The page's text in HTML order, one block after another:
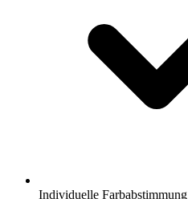
Individuelle Farbabstimmung